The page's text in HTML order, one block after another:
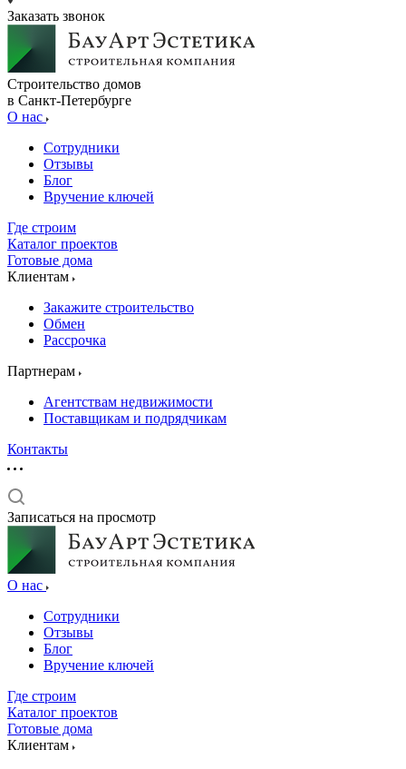
Заказать звонок
Строительство домов
в Санкт-Петербурге
О нас
Сотрудники
Отзывы
Блог
Вручение ключей
Где строим
Каталог проектов
Готовые дома
Клиентам
Закажите строительство
Обмен
Рассрочка
Партнерам
Агентствам недвижимости
Поставщикам и подрядчикам
Контакты
Записаться на просмотр
О нас
Сотрудники
Отзывы
Блог
Вручение ключей
Где строим
Каталог проектов
Готовые дома
Клиентам